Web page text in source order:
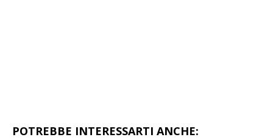
POTREBBE INTERESSARTI ANCHE: